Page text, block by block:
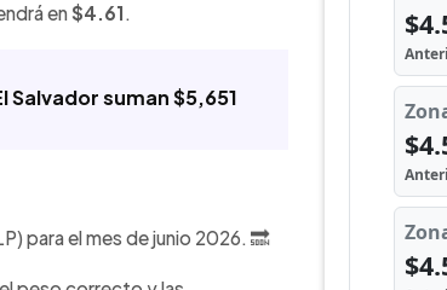
en $4.61.
suman $5,651
para el mes de junio 2026. 🔜